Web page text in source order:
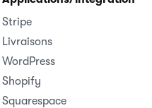
Stripe
Livraisons
WordPress
Shopify
Squarespace